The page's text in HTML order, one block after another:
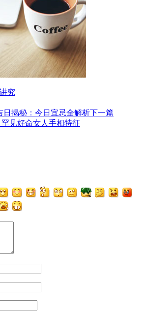
究
日揭秘：今日宜忌全解析下一篇
见好命女人手相特征